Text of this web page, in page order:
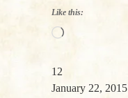
Like this:
Loading…
12
January 22, 2015